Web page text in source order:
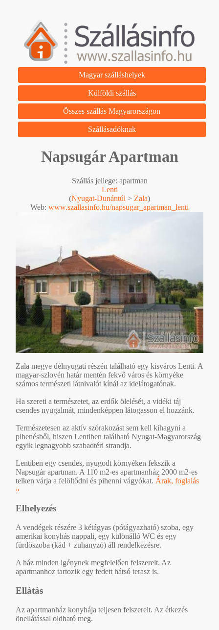
Magyar szálláshelyek
Külföldi szállás
Összes szállás Magyarországon
Szállásadóknak
Napsugár Apartman
Szállás jellege: apartman
Lenti
(Nyugat-Dunántúl > Zala)
Web: www.szallasinfo.hu/napsugar_apartman_lenti
Zala megye délnyugati részén található egy kisváros Lenti. A
magyar-szlovén határ mentén fekvő város és környéke
számos természeti látnivalót kínál az idelátogatónak.
Ha szereti a természetet, az erdők ölelését, a vidéki táj
csendes nyugalmát, mindenképpen látogasson el hozzánk.
Természetesen az aktív szórakozást sem kell kihagyni a
pihenésből, hiszen Lentiben található Nyugat-Magyarország
egyik legnagyobb szabadtéri strandja.
Lentiben egy csendes, nyugodt környéken fekszik a
Napsugár apartman. A 110 m2-es apartmanház 2000 m2-es
telken várja a felöltődni és pihenni vágyókat. Árak, foglalás
»
Elhelyezés
A vendégek részére 3 kétágyas (pótágyazható) szoba, egy
amerikai konyhás nappali, egy különálló WC és egy
fürdőszoba (kád + zuhanyzó) áll rendelkezésre.
A ház minden igénynek megfelelően felszerelt. Az
apartmanhoz tartozik egy fedett hátsó terasz is.
Ellátás
Az apartmanház konyhája teljesen felszerelt. Az étkezés
önellátással oldható meg.